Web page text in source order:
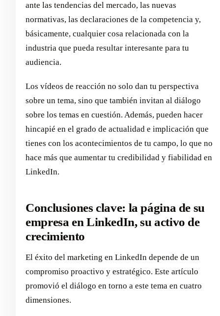
ante las tendencias del mercado, las nuevas
normativas, las declaraciones de la competencia y,
básicamente, cualquier cosa relacionada con la
industria que pueda resultar interesante para tu
audiencia.
Los vídeos de reacción no solo dan tu perspectiva
sobre un tema, sino que también invitan al diálogo
sobre los temas en cuestión. Además, pueden hacer
hincapié en el grado de actualidad e implicación que
tienes con los acontecimientos de tu campo, lo que no
hace más que aumentar tu credibilidad y fiabilidad en
LinkedIn.
Conclusiones clave: la página de su
empresa en LinkedIn, su activo de
crecimiento
El éxito del marketing en LinkedIn depende de un
compromiso proactivo y estratégico. Este artículo
promovió el diálogo en torno a este tema en cuatro
dimensiones.